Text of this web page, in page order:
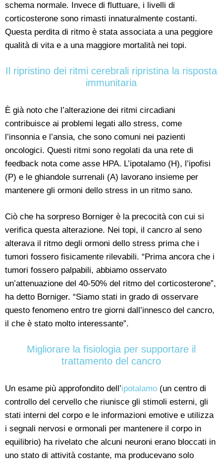
schema normale. Invece di fluttuare, i livelli di
corticosterone sono rimasti innaturalmente costanti.
Questa perdita di ritmo è stata associata a una peggiore
qualità di vita e a una maggiore mortalità nei topi.
Il ripristino dei ritmi cerebrali ripristina la risposta
immunitaria
È già noto che l’alterazione dei ritmi circadiani
contribuisce ai problemi legati allo stress, come
l’insonnia e l’ansia, che sono comuni nei pazienti
oncologici. Questi ritmi sono regolati da una rete di
feedback nota come asse HPA. L’ipotalamo (H), l’ipofisi
(P) e le ghiandole surrenali (A) lavorano insieme per
mantenere gli ormoni dello stress in un ritmo sano.
Ciò che ha sorpreso Borniger è la precocità con cui si
verifica questa alterazione. Nei topi, il cancro al seno
alterava il ritmo degli ormoni dello stress prima che i
tumori fossero fisicamente rilevabili. “Prima ancora che i
tumori fossero palpabili, abbiamo osservato
un’attenuazione del 40-50% del ritmo del corticosterone”,
ha detto Borniger. “Siamo stati in grado di osservare
questo fenomeno entro tre giorni dall’innesco del cancro,
il che è stato molto interessante”.
Migliorare la fisiologia per supportare il
trattamento del cancro
Un esame più approfondito dell’ipotalamo (un centro di
controllo del cervello che riunisce gli stimoli esterni, gli
stati interni del corpo e le informazioni emotive e utilizza
i segnali nervosi e ormonali per mantenere il corpo in
equilibrio) ha rivelato che alcuni neuroni erano bloccati in
uno stato di attività costante, ma producevano solo